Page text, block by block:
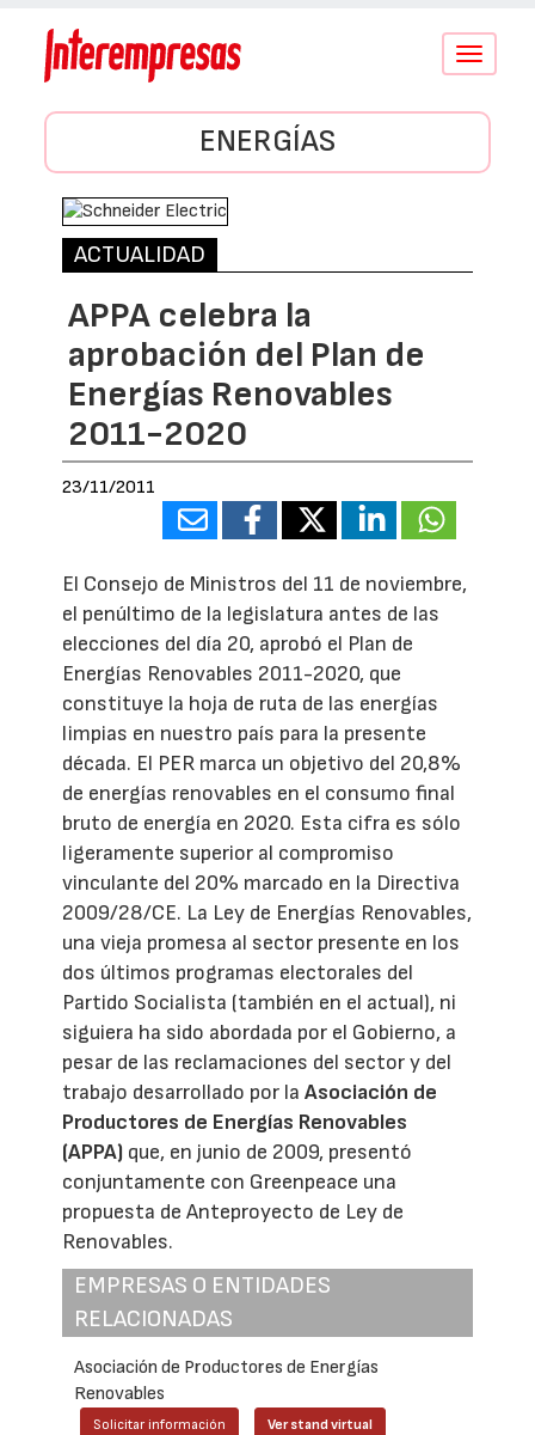
Conmutar
ENERGÍAS
ACTUALIDAD
APPA celebra la
aprobación del Plan de
Energías Renovables
2011-2020
23/11/2011
El Consejo de Ministros del 11 de noviembre,
el penúltimo de la legislatura antes de las
elecciones del día 20, aprobó el Plan de
Energías Renovables 2011-2020, que
constituye la hoja de ruta de las energías
limpias en nuestro país para la presente
década. El PER marca un objetivo del 20,8%
de energías renovables en el consumo final
bruto de energía en 2020. Esta cifra es sólo
ligeramente superior al compromiso
vinculante del 20% marcado en la Directiva
2009/28/CE. La Ley de Energías Renovables,
una vieja promesa al sector presente en los
dos últimos programas electorales del
Partido Socialista (también en el actual), ni
siguiera ha sido abordada por el Gobierno, a
pesar de las reclamaciones del sector y del
trabajo desarrollado por laAsociación de
Productores de Energías Renovables
(APPA) que, en junio de 2009, presentó
conjuntamente con Greenpeace una
propuesta de Anteproyecto de Ley de
Renovables.
EMPRESAS O ENTIDADES
RELACIONADAS
Asociación de Productores de Energías
Renovables
Solicitar información Ver stand virtual